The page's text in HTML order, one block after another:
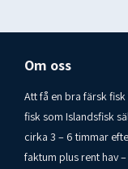
Om oss
Att få en bra färsk
fisk som Islandsfisk
cirka 3 – 6 timmar
faktum plus rent hav